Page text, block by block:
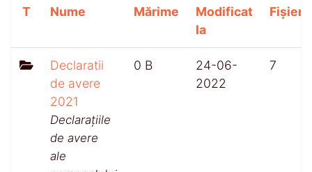
T Nume Mărime
Modificat
la
Fișiere
Declaratii
de avere
2021
Declarațiile
de avere
ale
0 B
24-06-
2022
7